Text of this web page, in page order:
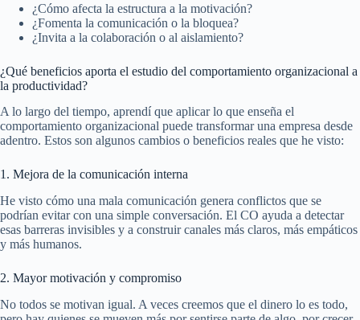
¿Cómo afecta la estructura a la motivación?
¿Fomenta la comunicación o la bloquea?
¿Invita a la colaboración o al aislamiento?
¿Qué beneficios aporta el estudio del comportamiento organizacional a
la productividad?
A lo largo del tiempo, aprendí que aplicar lo que enseña el
comportamiento organizacional puede transformar una empresa desde
adentro. Estos son algunos cambios o beneficios reales que he visto:
1. Mejora de la comunicación interna
He visto cómo una mala comunicación genera conflictos que se
podrían evitar con una simple conversación. El CO ayuda a detectar
esas barreras invisibles y a construir canales más claros, más empáticos
y más humanos.
2. Mayor motivación y compromiso
No todos se motivan igual. A veces creemos que el dinero lo es todo,